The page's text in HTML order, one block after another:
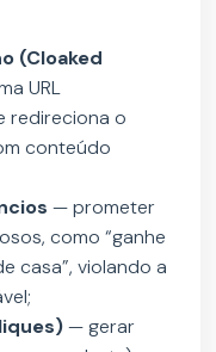
(Cloaked
URL
redireciona o
conteúdo
— prometer
como “ganhe
casa”, violando a
— gerar